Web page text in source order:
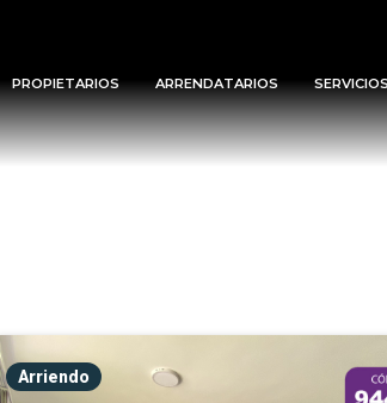
PROPIETARIOS ARRENDATARIOS
Arriendo